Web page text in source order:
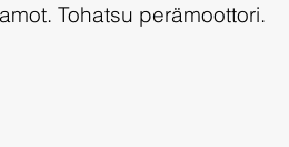
Tohatsu perämoottori.